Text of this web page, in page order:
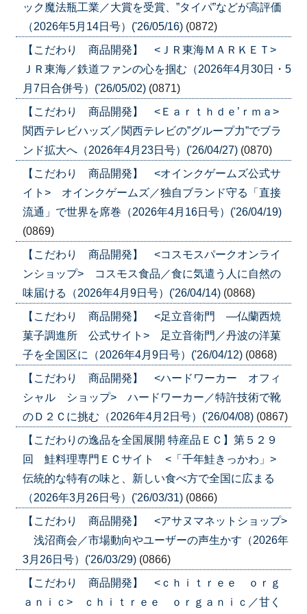
ック魔法瓶工業／大賞を受賞、”タイパ”などが高評価
（2026年5月14日号）('26/05/16) (0872)
【こだわり 商品開発】 <ＪＲ東海ＭＡＲＫＥＴ>
ＪＲ東海／鉄道ファンの心を掴む（2026年4月30日・5
月7日合併号）('26/05/02) (0871)
【こだわり 商品開発】 <Ｅａｒｔｈｄｅ’ｒｍａ>
関西テレビハッズ／関西テレビの”グループ力”でブラ
ンド拡大へ（2026年4月23日号）('26/04/27) (0870)
【こだわり 商品開発】 <オインクゲームズ公式サ
イト> オインクゲームズ／独自ブランド守る「直接
流通」で世界を席巻（2026年4月16日号）('26/04/19)
(0869)
【こだわり 商品開発】 <コスモスパークオンライ
ンショップ> コスモス食品／食に気遣う人に自然の
味届ける（2026年4月9日号）('26/04/14) (0868)
【こだわり 商品開発】 <足立音衛門 ―仏蘭西焼
菓子調進所 公式サイト> 足立音衛門／丹波の洋菓
子を全国区に（2026年4月9日号）('26/04/12) (0868)
【こだわり 商品開発】 <ハードワーカー オフィ
シャル ショップ> ハードワーカー／特許技術で靴
のＤ２Ｃに挑む（2026年4月2日号）('26/04/08) (0867)
【こだわりの逸品を全国展開 特産品ＥＣ】第５２９
回 鮭料理専門ＥＣサイト <「千年鮭きっかわ」>
伝統的な特有の味と、新しい食べ方で全国に広まる
（2026年3月26日号）('26/03/31) (0866)
【こだわり 商品開発】 <アサヌマネットショップ>
浅沼商会／市場動向やユーザーの声生かす（2026年
3月26日号）('26/03/29) (0866)
【こだわり 商品開発】 <ｃｈｉｔｒｅｅ ｏｒｇ
ａｎｉｃ> ｃｈｉｔｒｅｅ ｏｒｇａｎｉｃ／甘く